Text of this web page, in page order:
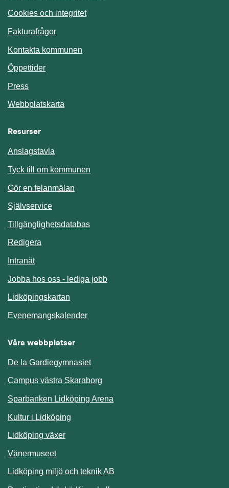
Cookies och integritet
Fakturafrågor
Kontakta kommunen
Öppettider
Press
Webbplatskarta
Resurser
Anslagstavla
Tyck till om kommunen
Gör en felanmälan
SjälvserviceLänk till annan webbplats.
TillgänglighetsdatabasLänk till annan webbplats.
Redigera
IntranätLänk till annan webbplats.
Jobba hos oss - lediga jobb
Lidköpingskartan
EvenemangskalenderLänk till annan webbplats.
Våra webbplatser
De la Gardiegymnasiet
Campus västra Skaraborg
Sparbanken Lidköping Arena
Kultur i Lidköping
Lidköping växer
Vänermuseet
Lidköping miljö och teknik AB